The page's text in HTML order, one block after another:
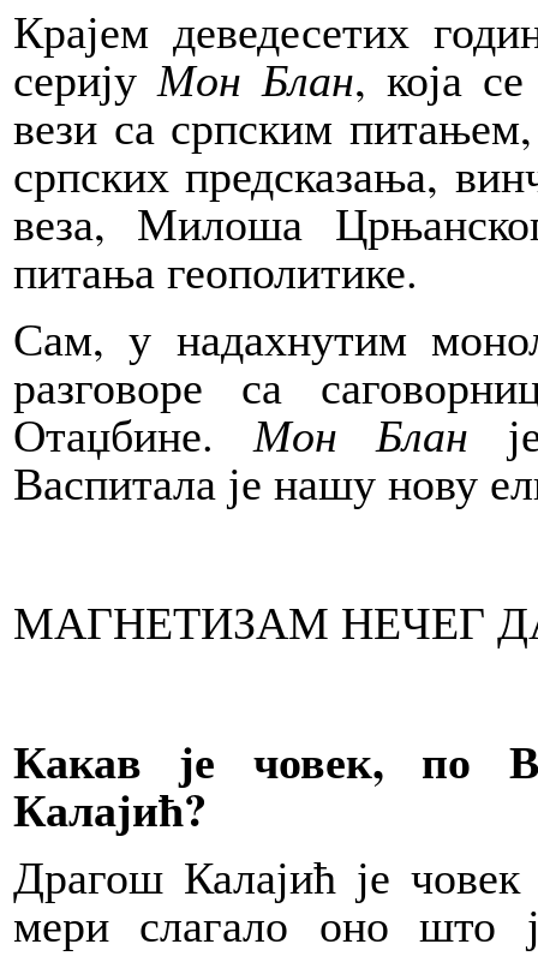
Крајем деведесетих
серијуМон Блан, која
вези са српским
српских предсказања,
веза, Милоша
питања геополитике.
Сам, у надахнутим
разговоре са
Отаџбине.Мон Блан
Васпитала је нашу нову
МАГНЕТИЗАМ НЕЧЕГ
Какав је човек, по
Калајић?
Драгош Калајић је човек
мери слагало оно што